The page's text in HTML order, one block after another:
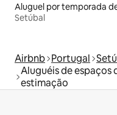
Setúbal
Airbnb Portugal
Aluguéis de espaços
estimação